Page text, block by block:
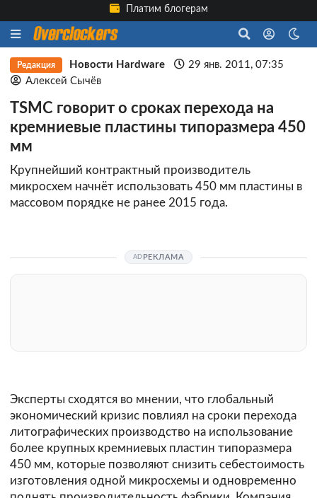
Платим блогерам
Редакция Новости Hardware
29 янв. 2011, 07:35
Алексей Сычёв
TSMC говорит о сроках перехода на
кремниевые пластины типоразмера 450
мм
Крупнейший контрактный производитель
микросхем начнёт использовать 450 мм пластины в
массовом порядке не ранее 2015 года.
РЕКЛАМА
Эксперты сходятся во мнении, что глобальный
экономический кризис повлиял на сроки перехода
литографических производство на использование
более крупных кремниевых пластин типоразмера
450 мм, которые позволяют снизить себестоимость
изготовления одной микросхемы и одновременно